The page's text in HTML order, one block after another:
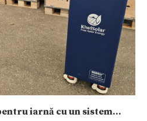
iarnă cu un sistem...